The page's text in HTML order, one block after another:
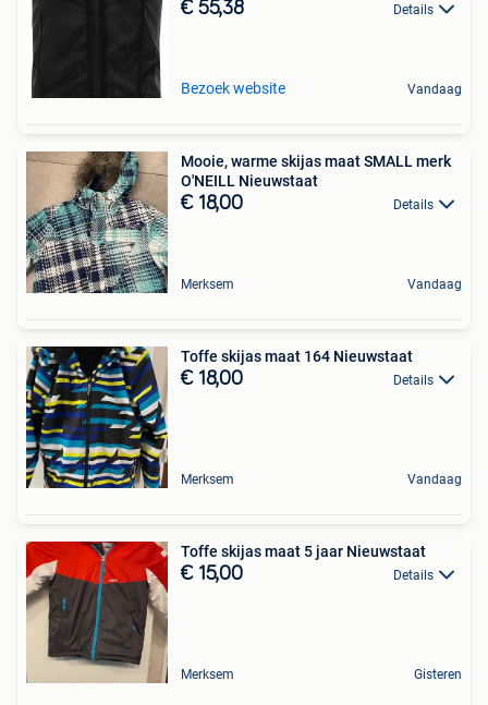
€ 55,38 Details
Bezoek website Vandaag
Mooie, warme skijas maat SMALL merk
O'NEILL Nieuwstaat
€ 18,00 Details
Merksem Vandaag
Toffe skijas maat 164 Nieuwstaat
€ 18,00 Details
Merksem Vandaag
Toffe skijas maat 5 jaar Nieuwstaat
€ 15,00 Details
Merksem Gisteren